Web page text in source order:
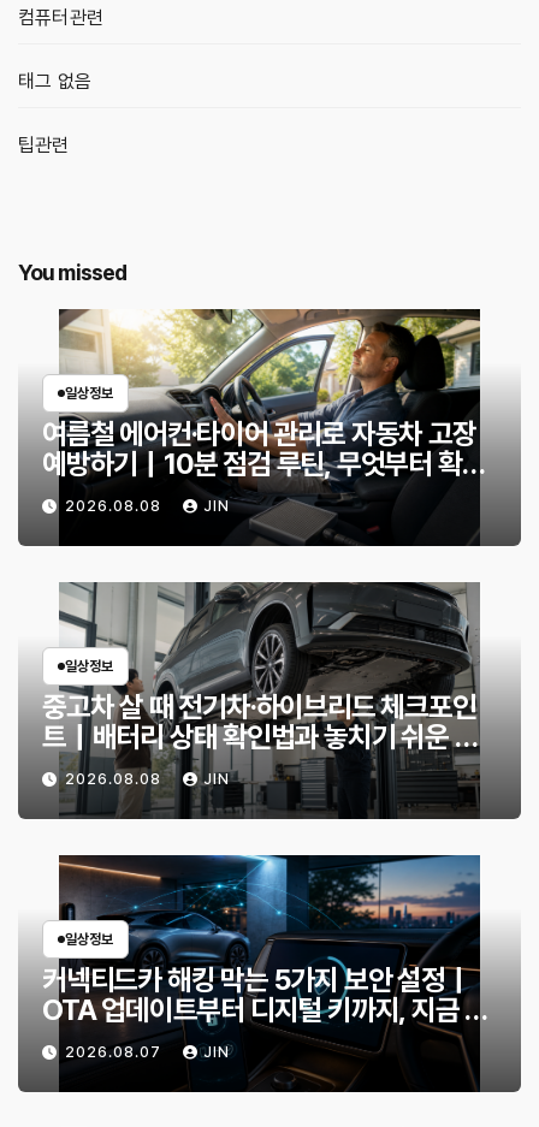
컴퓨터관련
태그 없음
팁관련
You missed
일상정보
여름철 에어컨·타이어 관리로 자동차 고장
예방하기｜10분 점검 루틴, 무엇부터 확인
할까?
2026.08.08 JIN
일상정보
중고차 살 때 전기차·하이브리드 체크포인
트｜배터리 상태 확인법과 놓치기 쉬운 위
험 신호
2026.08.08 JIN
일상정보
커넥티드카 해킹 막는 5가지 보안 설정｜
OTA 업데이트부터 디지털 키까지, 지금 확
인할 것은?
2026.08.07 JIN